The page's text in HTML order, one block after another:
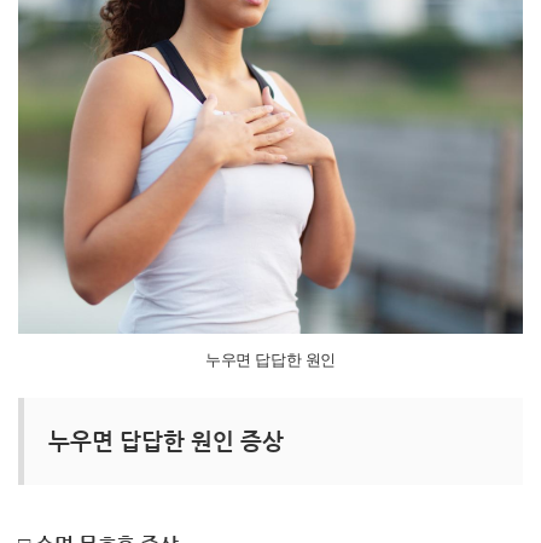
누우면 답답한 원인
누우면 답답한 원인 증상